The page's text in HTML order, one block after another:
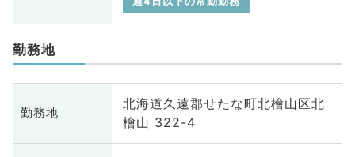
勤務地
勤務地
北海道久遠郡せたな町北檜山区北
檜山 322-4